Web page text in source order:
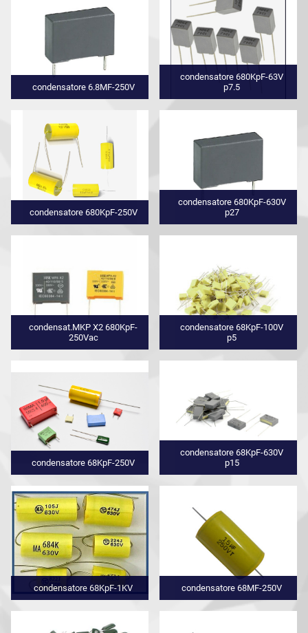
condensatore 6.8MF-250V
condensatore 680KpF-63V
p7.5
condensatore 680KpF-250V
condensatore 680KpF-630V
p27
condensat.MKP X2 680KpF-
250Vac
condensatore 68KpF-100V
p5
condensatore 68KpF-250V
condensatore 68KpF-630V
p15
condensatore 68KpF-1KV condensatore 68MF-250V